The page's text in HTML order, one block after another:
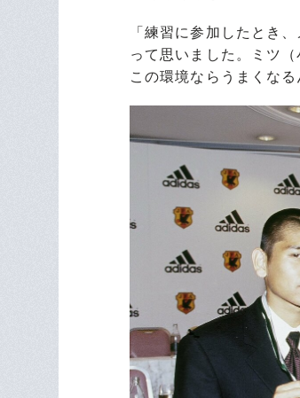
「練習に参加したとき
って思いました。ミツ
この環境ならうまくな